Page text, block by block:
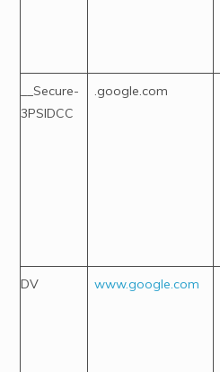
__Secure-
3PSIDCC
.google.com
DV www.google.com